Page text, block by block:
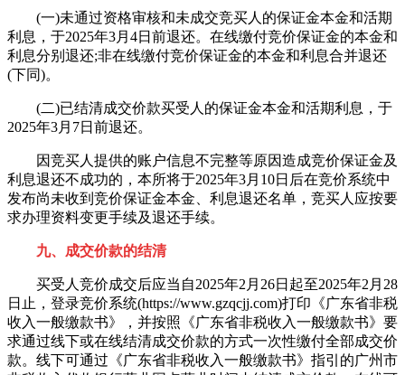
(一)未通过资格审核和未成交竞买人的保证金本金和活期
利息，于2025年3月4日前退还。在线缴付竞价保证金的本金和
利息分别退还;非在线缴付竞价保证金的本金和利息合并退还
(下同)。
(二)已结清成交价款买受人的保证金本金和活期利息，于
2025年3月7日前退还。
因竞买人提供的账户信息不完整等原因造成竞价保证金及
利息退还不成功的，本所将于2025年3月10日后在竞价系统中
发布尚未收到竞价保证金本金、利息退还名单，竞买人应按要
求办理资料变更手续及退还手续。
九、成交价款的结清
买受人竞价成交后应当自2025年2月26日起至2025年2月28
日止，登录竞价系统(https://www.gzqcjj.com)打印《广东省非税
收入一般缴款书》，并按照《广东省非税收入一般缴款书》要
求通过线下或在线结清成交价款的方式一次性缴付全部成交价
款。线下可通过《广东省非税收入一般缴款书》指引的广州市